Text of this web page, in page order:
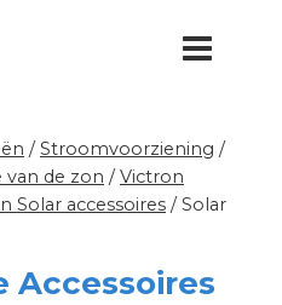
/ Stroomvoorziening /
van de zon / Victron
Solar accessoires / Solar
Accessoires